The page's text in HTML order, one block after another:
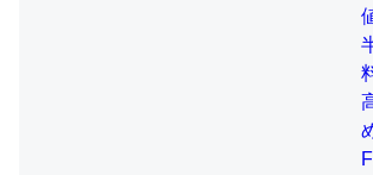
コオロギのカルシウム分はエビの600分の1
─ニュース :: 【研究発表】昆虫学の大問題＝「昆